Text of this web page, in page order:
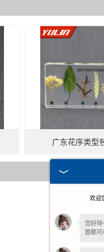
广东花序类型
欢迎
您好呀
题都可